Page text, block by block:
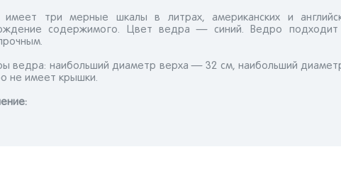
имеет три мерные шкалы в литрах, американских и
содержимого. Цвет ведра — синий. Ведро подходит
ведра: наибольший диаметр верха — 32 см, наибольший
не имеет крышки.